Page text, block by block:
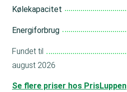
Kølekapacitet
Energiforbrug
Fundet til
august 2026
Se flere priser hos PrisLuppen